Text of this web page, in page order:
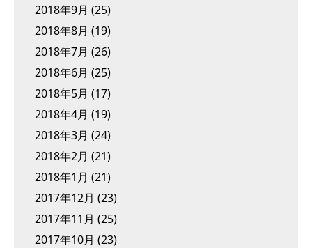
2018年9月 (25)
2018年8月 (19)
2018年7月 (26)
2018年6月 (25)
2018年5月 (17)
2018年4月 (19)
2018年3月 (24)
2018年2月 (21)
2018年1月 (21)
2017年12月 (23)
2017年11月 (25)
2017年10月 (23)